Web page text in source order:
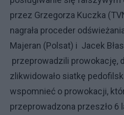
przez Grzegorza Kuczka
nagrała proceder
Majeran (Polsat) i Jacek
przeprowadzili prowokację,
zlikwidowało siatkę
wspomnieć o prowokacji,
przeprowadzona przeszło 6